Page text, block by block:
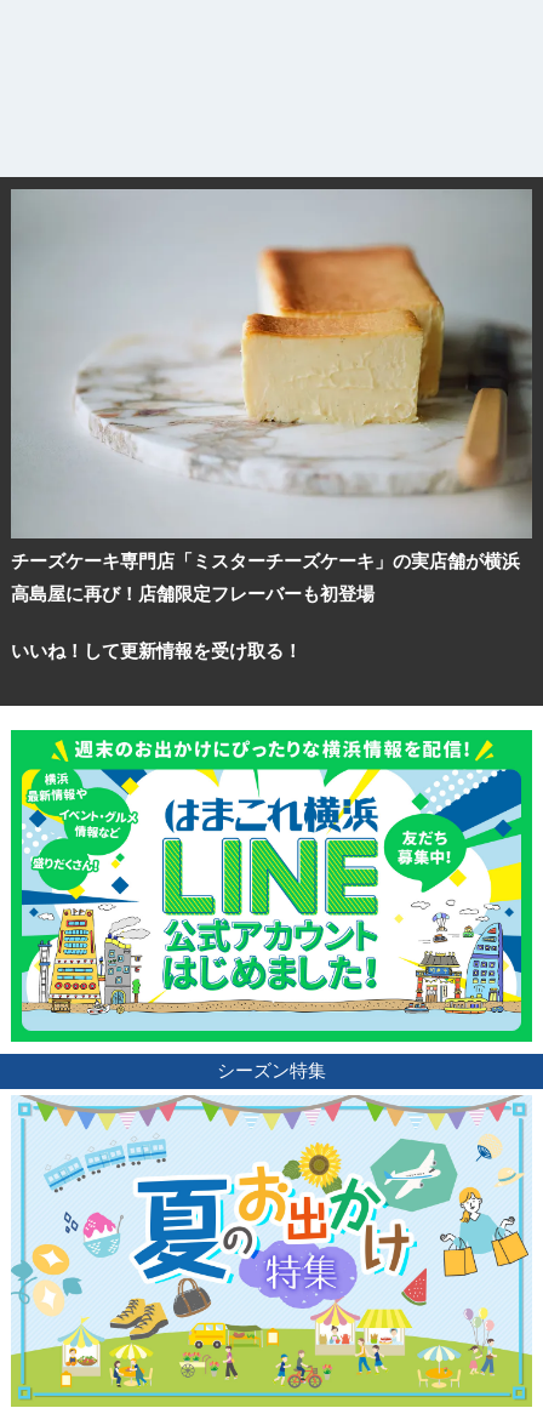
チーズケーキ専門店「ミスターチーズケーキ」の実店舗が横浜
高島屋に再び！店舗限定フレーバーも初登場
いいね！して更新情報を受け取る！
シーズン特集
観光ガイド
ランキング
ブログ記事
サイトについて